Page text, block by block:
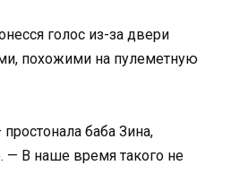
голос из-за двери
похожими на пулеметную
баба Зина,
— В наше время такого не